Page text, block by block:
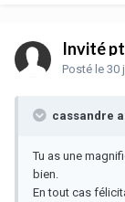
Invité
Posté le 30
cassandre
Tu as une
bien.
En tout cas